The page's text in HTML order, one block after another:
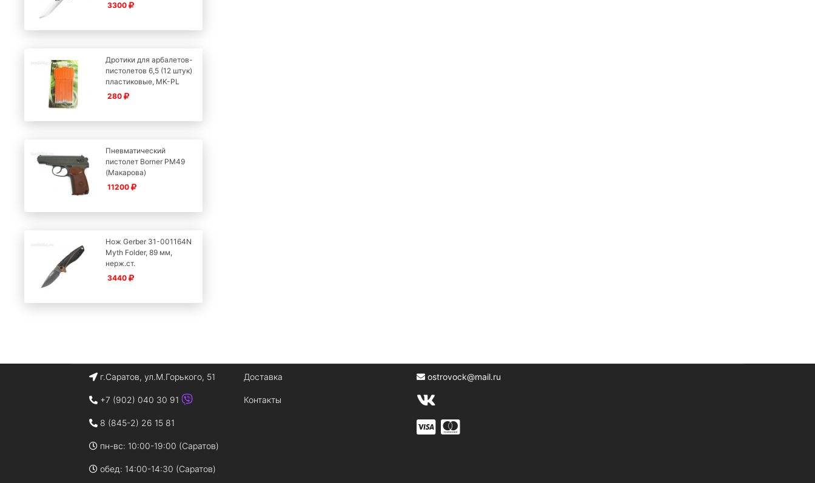
3300
Дротики для арбалетов-
пистолетов 6,5 (12 штук)
пластиковые, MK-PL
280
Пневматический
пистолет Borner PM49
(Макарова)
11200
Нож Gerber 31-001164N
Myth Folder, 89 мм,
нерж.ст.
3440
г.Саратов, ул.М.Горького, 51
+7 (902) 040 30 91
8 (845-2) 26 15 81
пн-вс: 10:00-19:00 (Саратов)
обед: 14:00-14:30 (Саратов)
Доставка
Контакты
ostrovock@mail.ru